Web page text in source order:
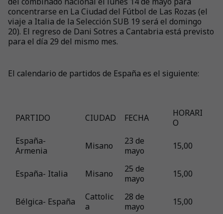
concentrarse en La Ciudad del Fútbol de Las Rozas (el
viaje a Italia de la Selección SUB 19 será el domingo
20). El regreso de Dani Sotres a Cantabria está previsto
para el día 29 del mismo mes.
El calendario de partidos de España es el siguiente:
PARTIDO CIUDAD FECHA
HORARI
O
España-
Armenia
Misano
23 de
mayo
15,00
España- Italia Misano
25 de
mayo
15,00
Bélgica- España
Cattolic
a
28 de
mayo
15,00